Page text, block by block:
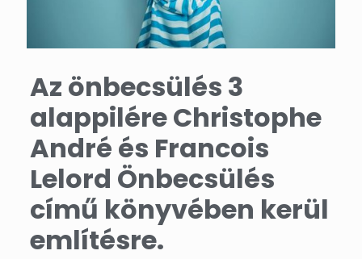
Az önbecsülés 3
alappilére Christophe
André és Francois
Lelord Önbecsülés
című könyvében kerül
említésre.